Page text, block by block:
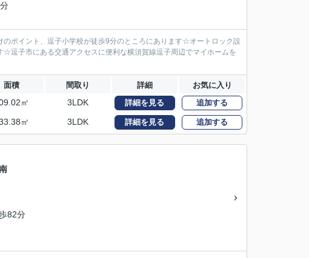
ポイント、逗子小学校が徒歩9分のところにあります☆オートロック設
逗子市にある交通アクセスに便利な横須賀線逗子周辺でマイホームを
面積 間取り 詳細 お気に入り
㎡ 3LDK 詳細を見る 追加する
㎡ 3LDK 詳細を見る 追加する
82分